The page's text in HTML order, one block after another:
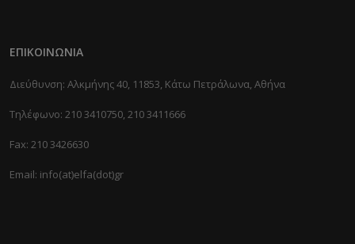
ΕΠΙΚΟΙΝΩΝΊΑ
Διεύθυνση: Αλκμήνης 40, 11853, Κάτω Πετράλωνα, Αθήνα
Τηλέφωνο: 210 3410750, 210 3411666
Fax: 210 3426630
Email: info(at)elfa(dot)gr